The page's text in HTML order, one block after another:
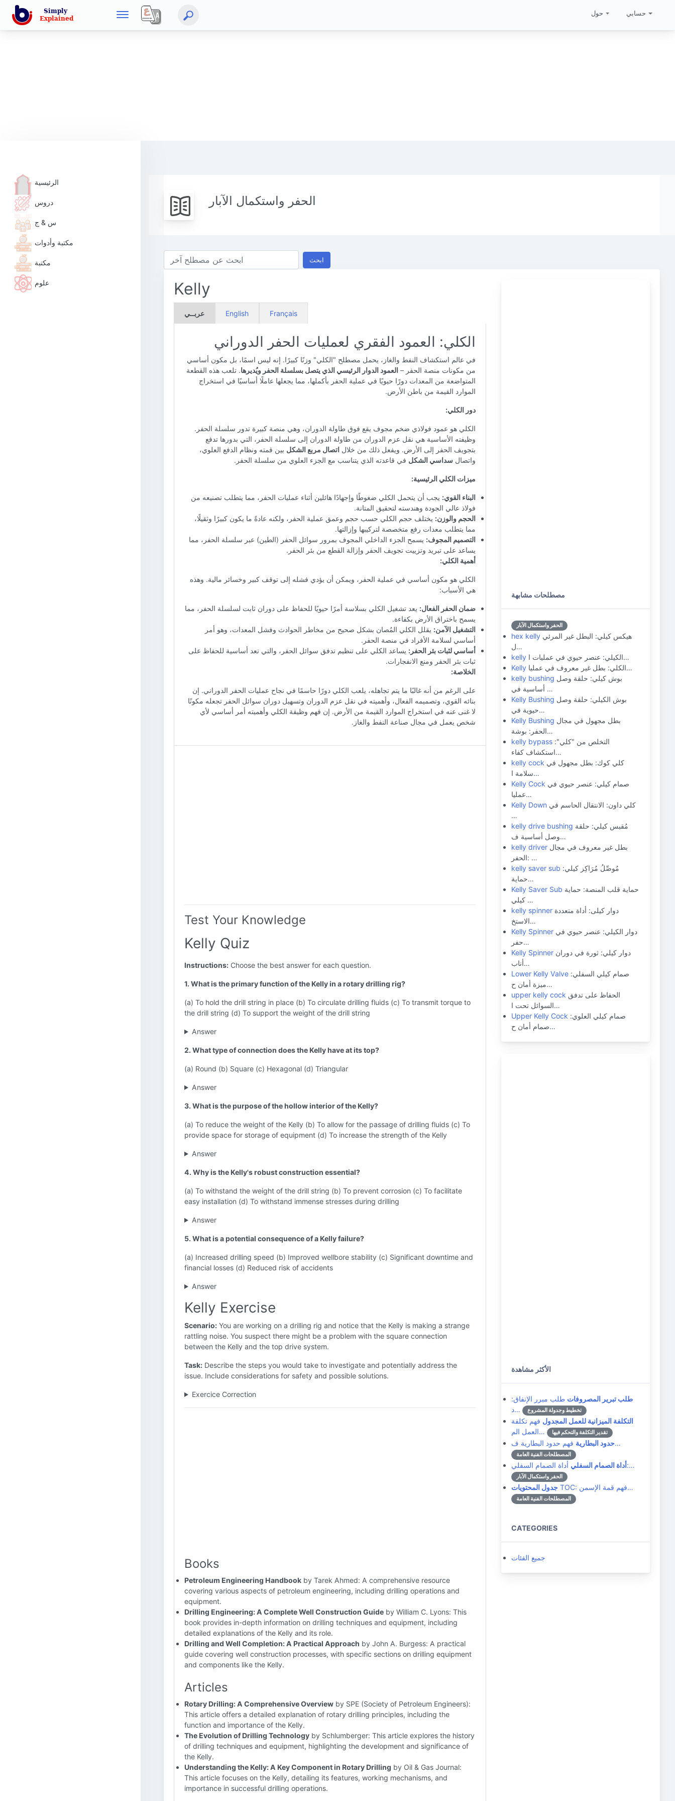
حول حسابي
الرئيسية
دروس
س & ج
مكتبة وأدوات
مكتبة
علوم
الحفر واستكمال الآبار
ابحث
Kelly
عربــي English Français
الكلي: العمود الفقري لعمليات الحفر الدوراني
في عالم استكشاف النفط والغاز، يحمل مصطلح "الكلي" وزنًا كبيرًا. إنه ليس اسمًا، بل مكون أساسي
من مكونات منصة الحفر – العمود الدوار الرئيسي الذي يتصل بسلسلة الحفر ويُديرها. تلعب هذه القطعة
المتواضعة من المعدات دورًا حيويًا في عملية الحفر بأكملها، مما يجعلها عاملًا أساسيًا في استخراج
الموارد القيمة من باطن الأرض.
دور الكلي:
الكلي هو عمود فولاذي ضخم مجوف يقع فوق طاولة الدوران، وهي منصة كبيرة تدور سلسلة الحفر.
وظيفته الأساسية هي نقل عزم الدوران من طاولة الدوران إلى سلسلة الحفر، التي بدورها تدفع
بتجويف الحفر إلى الأرض. ويفعل ذلك من خلال اتصال مربع الشكل بين قمته ونظام الدفع العلوي،
واتصال سداسي الشكل في قاعدته الذي يتناسب مع الجزء العلوي من سلسلة الحفر.
ميزات الكلي الرئيسية:
البناء القوي: يجب أن يتحمل الكلي ضغوطًا وإجهادًا هائلين أثناء عمليات الحفر، مما يتطلب تصنيعه من
فولاذ عالي الجودة وهندسته لتحقيق المتانة.
الحجم والوزن: يختلف حجم الكلي حسب حجم وعمق عملية الحفر، ولكنه عادةً ما يكون كبيرًا وثقيلًا،
مما يتطلب معدات رفع متخصصة لتركيبها وإزالتها.
التصميم المجوف: يسمح الجزء الداخلي المجوف بمرور سوائل الحفر (الطين) عبر سلسلة الحفر، مما
يساعد على تبريد وتزييت تجويف الحفر وإزالة القطع من بئر الحفر.
أهمية الكلي:
الكلي هو مكون أساسي في عملية الحفر، ويمكن أن يؤدي فشله إلى توقف كبير وخسائر مالية. وهذه
هي الأسباب:
ضمان الحفر الفعال: يعد تشغيل الكلي بسلاسة أمرًا حيويًا للحفاظ على دوران ثابت لسلسلة الحفر، مما
يسمح باختراق الأرض بكفاءة.
التشغيل الآمن: يقلل الكلي المُصان بشكل صحيح من مخاطر الحوادث وفشل المعدات، وهو أمر
أساسي لسلامة الأفراد في منصة الحفر.
أساسي لثبات بئر الحفر: يساعد الكلي على تنظيم تدفق سوائل الحفر، والتي تعد أساسية للحفاظ على
ثبات بئر الحفر ومنع الانفجارات.
الخلاصة:
على الرغم من أنه غالبًا ما يتم تجاهله، يلعب الكلي دورًا حاسمًا في نجاح عمليات الحفر الدوراني. إن
بنائه القوي، وتصميمه الفعال، وأهميته في نقل عزم الدوران وتسهيل دوران سوائل الحفر تجعله مكونًا
لا غنى عنه في استخراج الموارد القيمة من الأرض. إن فهم وظيفة الكلي وأهميته أمر أساسي لأي
شخص يعمل في مجال صناعة النفط والغاز.
Test Your Knowledge
Kelly Quiz
Instructions: Choose the best answer for each question.
1. What is the primary function of the Kelly in a rotary drilling rig?
(a) To hold the drill string in place (b) To circulate drilling fluids (c) To transmit torque to
the drill string (d) To support the weight of the drill string
Answer
2. What type of connection does the Kelly have at its top?
(a) Round (b) Square (c) Hexagonal (d) Triangular
Answer
3. What is the purpose of the hollow interior of the Kelly?
(a) To reduce the weight of the Kelly (b) To allow for the passage of drilling fluids (c) To
provide space for storage of equipment (d) To increase the strength of the Kelly
Answer
4. Why is the Kelly's robust construction essential?
(a) To withstand the weight of the drill string (b) To prevent corrosion (c) To facilitate
easy installation (d) To withstand immense stresses during drilling
Answer
5. What is a potential consequence of a Kelly failure?
(a) Increased drilling speed (b) Improved wellbore stability (c) Significant downtime and
financial losses (d) Reduced risk of accidents
Answer
Kelly Exercise
Scenario: You are working on a drilling rig and notice that the Kelly is making a strange
rattling noise. You suspect there might be a problem with the square connection
between the Kelly and the top drive system.
Task: Describe the steps you would take to investigate and potentially address the
issue. Include considerations for safety and possible solutions.
Exercice Correction
Books
Petroleum Engineering Handbook by Tarek Ahmed: A comprehensive resource
covering various aspects of petroleum engineering, including drilling operations and
equipment.
Drilling Engineering: A Complete Well Construction Guide by William C. Lyons: This
book provides in-depth information on drilling techniques and equipment, including
detailed explanations of the Kelly and its role.
Drilling and Well Completion: A Practical Approach by John A. Burgess: A practical
guide covering well construction processes, with specific sections on drilling equipment
and components like the Kelly.
Articles
Rotary Drilling: A Comprehensive Overview by SPE (Society of Petroleum Engineers):
This article offers a detailed explanation of rotary drilling principles, including the
function and importance of the Kelly.
The Evolution of Drilling Technology by Schlumberger: This article explores the history
of drilling techniques and equipment, highlighting the development and significance of
the Kelly.
Understanding the Kelly: A Key Component in Rotary Drilling by Oil & Gas Journal:
This article focuses on the Kelly, detailing its features, working mechanisms, and
importance in successful drilling operations.
مصطلحات مشابهة
الحفر واستكمال الآبار
hex kelly
ل…
kelly
الكيلي: عنصر حيوي في عمليات ا…
Kelly
الكلي: بطل غير معروف في عمليا…
kelly bushing
أساسية في …
Kelly Bushing
حيوية في…
Kelly Bushing
الحفر: بوشة…
kelly bypass
استكشاف كفاء…
kelly cock
سلامة ا…
Kelly Cock
عمليا…
Kelly Down
…
kelly drive bushing
وصل أساسية ف…
kelly driver
الحفر: …
kelly saver sub
حماية…
Kelly Saver Sub
كيلي …
kelly spinner
الاستخ…
Kelly Spinner
حفر…
Kelly Spinner
أناب…
Lower Kelly Valve
ميزة أمان ح…
upper kelly cock
السوائل تحت ا…
Upper Kelly Cock
صمام أمان ح…
الأكثر مشاهدة
طلب تبرير المصروفات طلب مبرر الإنفاق:
د…
تخطيط وجدولة المشروع
التكلفة الميزانية للعمل المجدول فهم تكلفة
العمل الم…
تقدير التكلفة والتحكم فيها
حدود البطاريةفهم حدود البطارية ف…
المصطلحات الفنية العامة
أداة الصمام السفليأداة الصمام السفلي:…
الحفر واستكمال الآبار
جدول المحتويات TOC: فهم قمة الإسمن…
المصطلحات الفنية العامة
CATEGORIES
جميع الفئات